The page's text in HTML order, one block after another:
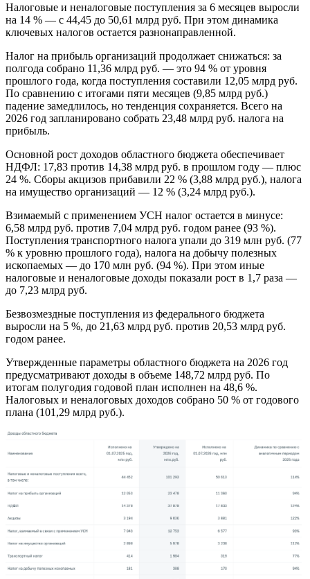
Налоговые и неналоговые поступления за 6 месяцев выросли
на 14 % — с 44,45 до 50,61 млрд руб. При этом динамика
ключевых налогов остается разнонаправленной.
Налог на прибыль организаций продолжает снижаться: за
полгода собрано 11,36 млрд руб. — это 94 % от уровня
прошлого года, когда поступления составили 12,05 млрд руб.
По сравнению с итогами пяти месяцев (9,85 млрд руб.)
падение замедлилось, но тенденция сохраняется. Всего на
2026 год запланировано собрать 23,48 млрд руб. налога на
прибыль.
Основной рост доходов областного бюджета обеспечивает
НДФЛ: 17,83 против 14,38 млрд руб. в прошлом году — плюс
24 %. Сборы акцизов прибавили 22 % (3,88 млрд руб.), налога
на имущество организаций — 12 % (3,24 млрд руб.).
Взимаемый с применением УСН налог остается в минусе:
6,58 млрд руб. против 7,04 млрд руб. годом ранее (93 %).
Поступления транспортного налога упали до 319 млн руб. (77
% к уровню прошлого года), налога на добычу полезных
ископаемых — до 170 млн руб. (94 %). При этом иные
налоговые и неналоговые доходы показали рост в 1,7 раза —
до 7,23 млрд руб.
Безвозмездные поступления из федерального бюджета
выросли на 5 %, до 21,63 млрд руб. против 20,53 млрд руб.
годом ранее.
Утвержденные параметры областного бюджета на 2026 год
предусматривают доходы в объеме 148,72 млрд руб. По
итогам полугодия годовой план исполнен на 48,6 %.
Налоговых и неналоговых доходов собрано 50 % от годового
плана (101,29 млрд руб.).